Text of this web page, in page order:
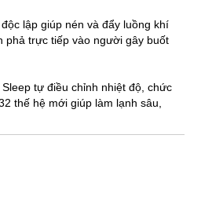
lập giúp nén và đẩy luồng khí
phả trực tiếp vào người gây buốt
tự điều chỉnh nhiệt độ, chức
thế hệ mới giúp làm lạnh sâu,